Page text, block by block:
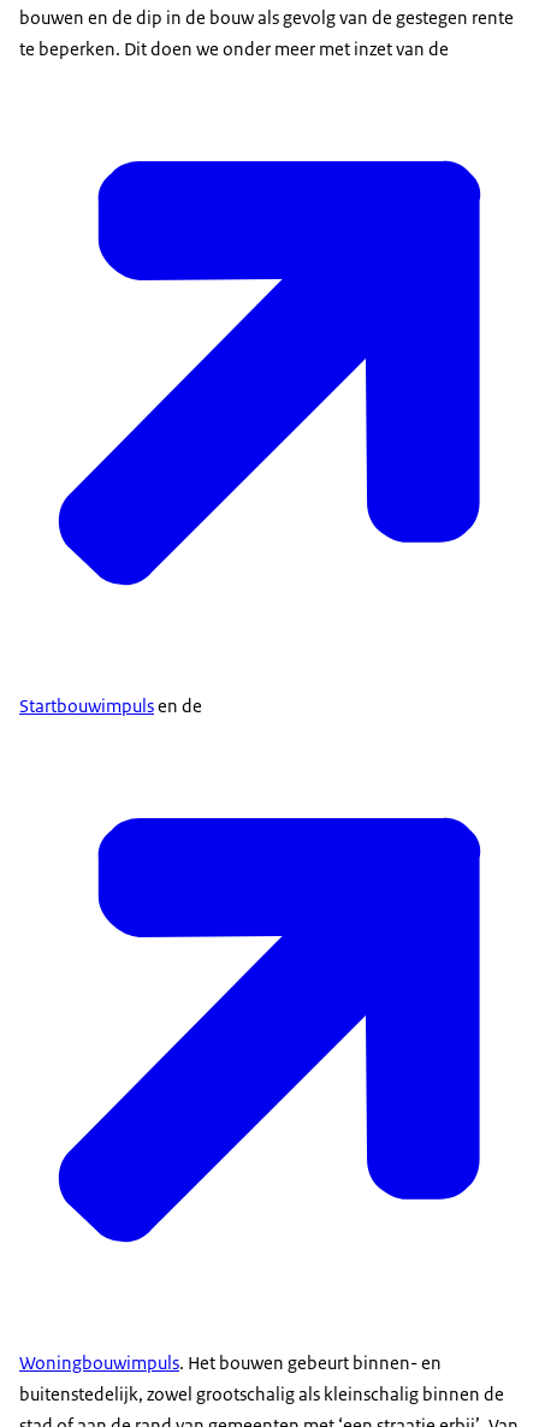
bouwen en de dip in de bouw als gevolg van de gestegen rente
te beperken. Dit doen we onder meer met inzet van de
Startbouwimpulsen de
Woningbouwimpuls. Het bouwen gebeurt binnen- en
buitenstedelijk, zowel grootschalig als kleinschalig binnen de